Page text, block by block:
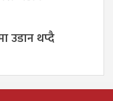
उडान थप्दै